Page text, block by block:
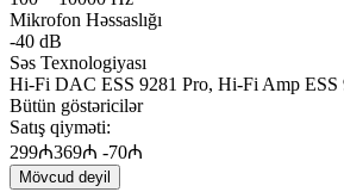
Mikrofon Həssaslığı
-40 dB
Səs Texnologiyası
Hi-Fi DAC ESS 9281 Pro, Hi-Fi Amp ESS
Bütün göstəricilər
Satış qiyməti:
299₼369₼ -70₼
Mövcud deyil